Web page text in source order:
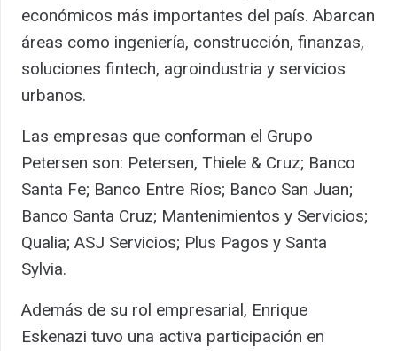
económicos más importantes del país. Abarcan
áreas como ingeniería, construcción, finanzas,
soluciones fintech, agroindustria y servicios
urbanos.
Las empresas que conforman el Grupo
Petersen son: Petersen, Thiele & Cruz; Banco
Santa Fe; Banco Entre Ríos; Banco San Juan;
Banco Santa Cruz; Mantenimientos y Servicios;
Qualia; ASJ Servicios; Plus Pagos y Santa
Sylvia.
Además de su rol empresarial, Enrique
Eskenazi tuvo una activa participación en